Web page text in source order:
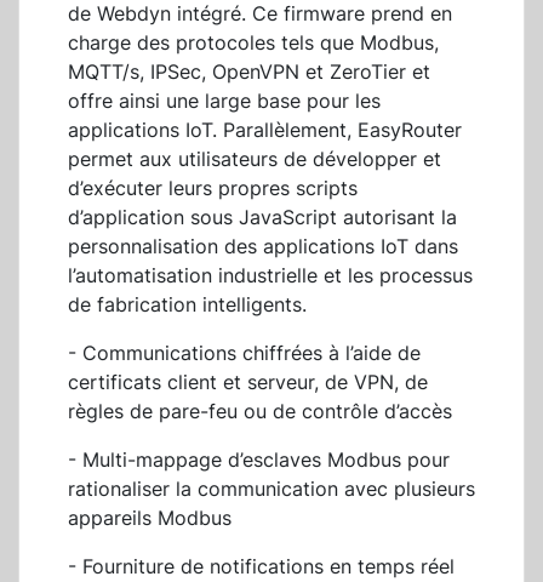
de Webdyn intégré. Ce firmware prend en
charge des protocoles tels que Modbus,
MQTT/s, IPSec, OpenVPN et ZeroTier et
offre ainsi une large base pour les
applications IoT. Parallèlement, EasyRouter
permet aux utilisateurs de développer et
d’exécuter leurs propres scripts
d’application sous JavaScript autorisant la
personnalisation des applications IoT dans
l’automatisation industrielle et les processus
de fabrication intelligents.
- Communications chiffrées à l’aide de
certificats client et serveur, de VPN, de
règles de pare-feu ou de contrôle d’accès
- Multi-mappage d’esclaves Modbus pour
rationaliser la communication avec plusieurs
appareils Modbus
- Fourniture de notifications en temps réel